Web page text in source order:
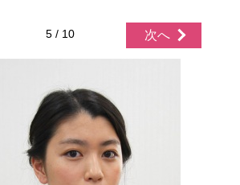
5 / 10 次へ